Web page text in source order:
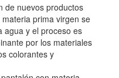
de nuevos productos
prima virgen se
agua y el proceso es
por los materiales
colorantes y